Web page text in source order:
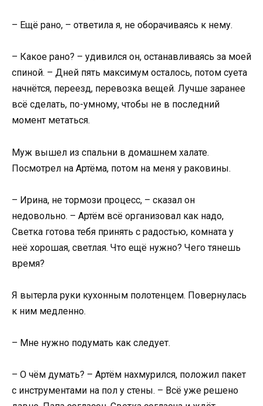
– Ещё рано, – ответила я, не оборачиваясь к нему.
– Какое рано? – удивился он, останавливаясь за моей
спиной. – Дней пять максимум осталось, потом суета
начнётся, переезд, перевозка вещей. Лучше заранее
всё сделать, по-умному, чтобы не в последний
момент метаться.
Муж вышел из спальни в домашнем халате.
Посмотрел на Артёма, потом на меня у раковины.
– Ирина, не тормози процесс, – сказал он
недовольно. – Артём всё организовал как надо,
Светка готова тебя принять с радостью, комната у
неё хорошая, светлая. Что ещё нужно? Чего тянешь
время?
Я вытерла руки кухонным полотенцем. Повернулась
к ним медленно.
– Мне нужно подумать как следует.
– О чём думать? – Артём нахмурился, положил пакет
с инструментами на пол у стены. – Всё уже решено